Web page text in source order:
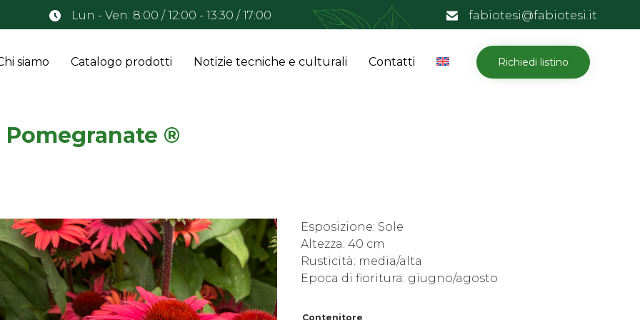
Lun - Ven: 8:00 / 12:00 - 13:30 / 17:00 fabiotesi@fabiotesi.it
Skip
to
siamo Catalogo prodotti Notizie tecniche e culturali Contatti Richiedi listino
Pomegranate ®
Esposizione: Sole
Altezza: 40 cm
Rusticità: media/alta
Epoca di fioritura: giugno/agosto
Contenitore